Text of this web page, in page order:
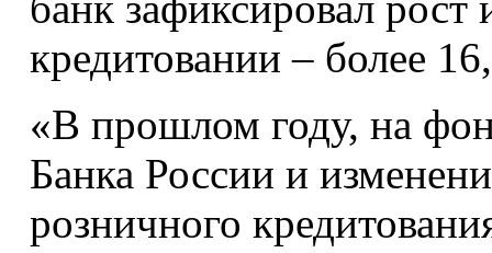
кредитовании – более
«В прошлом году, на
Банка России и
розничного